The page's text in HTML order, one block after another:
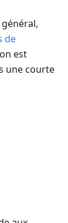
de
est
une courte